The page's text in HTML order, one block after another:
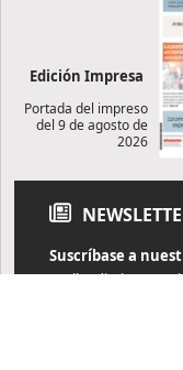
Edición Impresa
Portada del impreso
del 9 de agosto de
2026
Suscríbase a
Reciba diariamente